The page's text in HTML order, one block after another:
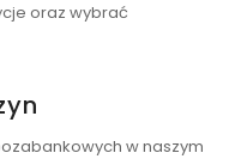
oraz wybrać
w naszym